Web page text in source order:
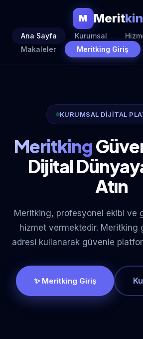
M Merit
Ana Sayfa Kurumsal
Makaleler
Meritking Giriş
KURUMSAL DİJİTAL
Meritking
Dijital
Atın
Meritking, profesyonel ekibi ve
hizmet vermektedir. Meritking
adresi kullanarak güvenle
✨ Meritking Giriş